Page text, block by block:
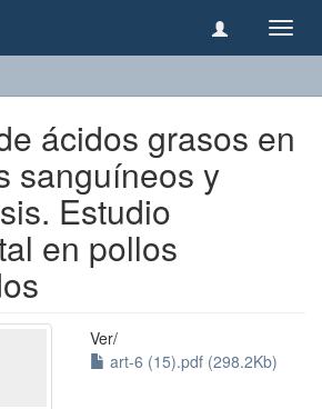
ácidos grasos en
sanguíneos y
Estudio
en pollos
Ver/
art-6 (15).pdf (298.2Kb)